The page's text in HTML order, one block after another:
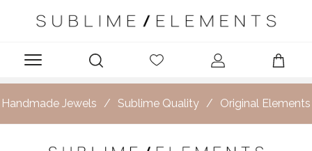
Privacyverklaring
Privacy verklaring
Handmade Jewels Sublime Quality Original Elements